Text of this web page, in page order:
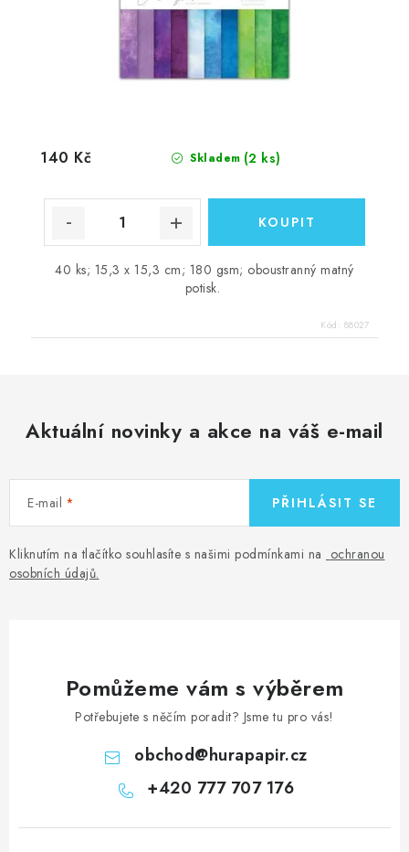
Skladem (2 ks)
140 Kč
40 ks; 15,3 x 15,3 cm; 180 gsm; oboustranný matný
potisk.
Kód: 88027
Aktuální novinky a akce na váš e-mail
E-mail
Kliknutím na tlačítko souhlasíte s našimi podmínkami na ochranou
osobních údajů.
PŘIHLÁSIT SE
Pomůžeme vám s výběrem
Potřebujete s něčím poradit? Jsme tu pro vás!
obchod@hurapapir.cz
+420 777 707 176